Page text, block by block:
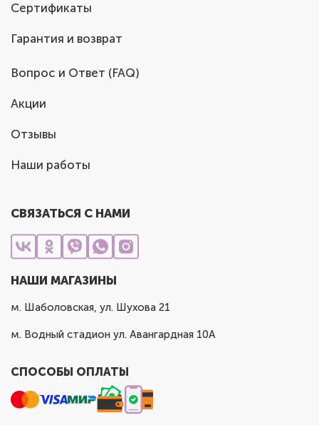
Сертификаты
Гарантия и возврат
Вопрос и Ответ (FAQ)
Акции
Отзывы
Наши работы
СВЯЗАТЬСЯ С НАМИ
НАШИ МАГАЗИНЫ
м. Шаболовская, ул. Шухова 21
м. Водный стадион ул. Авангардная 10А
СПОСОБЫ ОПЛАТЫ